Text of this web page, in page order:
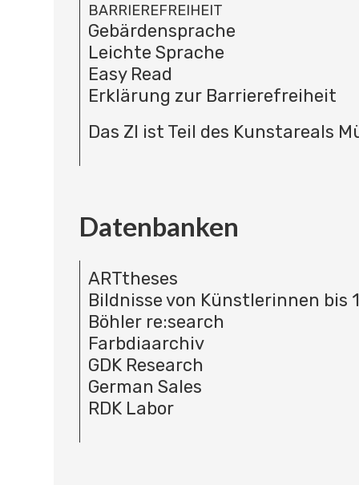
BARRIEREFREIHEIT
Gebärdensprache
Leichte Sprache
Easy Read
Erklärung zur Barrierefreiheit
Das ZI ist Teil des Kunstareals
Datenbanken
ARTtheses
Bildnisse von Künstlerinnen bis
Böhler re:search
Farbdiaarchiv
GDK Research
German Sales
RDK Labor